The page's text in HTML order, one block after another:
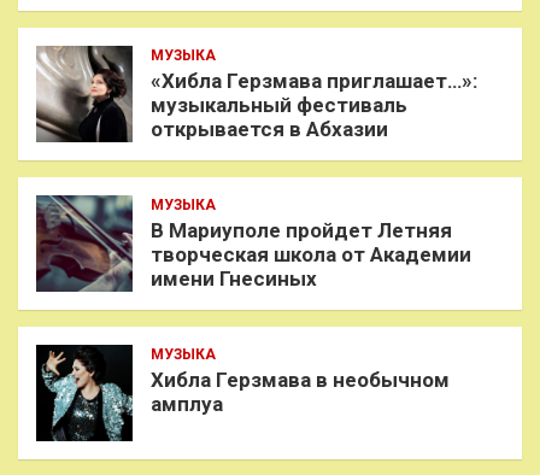
МУЗЫКА
«Хибла Герзмава приглашает…»:
музыкальный фестиваль
открывается в Абхазии
МУЗЫКА
В Мариуполе пройдет Летняя
творческая школа от Академии
имени Гнесиных
МУЗЫКА
Хибла Герзмава в необычном
амплуа